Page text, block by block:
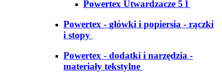
Powertex Utwardzacze 5 l
Powertex - główki i popiersia - rączki
i stopy
Powertex - dodatki i narzędzia -
materiały tekstylne